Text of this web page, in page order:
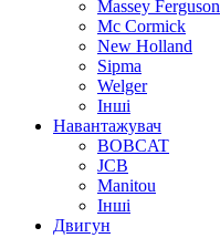
Massey Ferguson
Mc Cormick
New Holland
Sipma
Welger
Інші
Навантажувач
BOBCAT
JCB
Manitou
Інші
Двигун